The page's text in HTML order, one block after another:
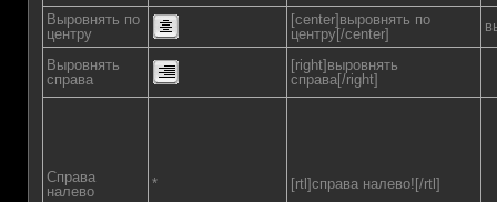
Выровнять по
центру
[center]выровнять по
центру[/center]
Выровнять
справа
[right]выровнять
справа[/right]
Справа
налево
* [rtl]справа налево![/rtl]